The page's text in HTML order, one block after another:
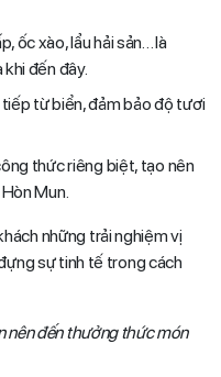
ốc xào, lẩu hải sản… là
đến đây.
từ biển, đảm bảo độ tươi
thức riêng biệt, tạo nên
Mun.
những trải nghiệm vị
sự tinh tế trong cách
nên đến thưởng thức món